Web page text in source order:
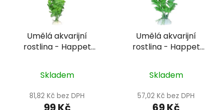
Umělá akvarijní
rostlina - Happet
Skladem
81,82 Kč bez DPH
Umělá akvarijní
rostlina - Happet
Skladem
57,02 Kč bez DPH